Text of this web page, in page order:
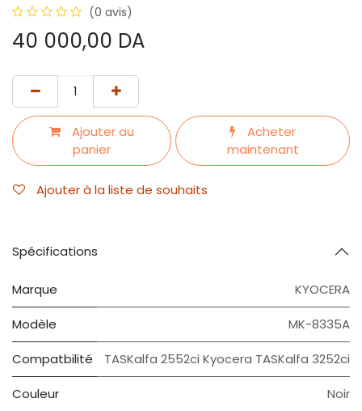
(0 avis)
40 000,00 DA
Ajouter au
panier
Acheter
maintenant
Ajouter à la liste de souhaits
Spécifications
Marque KYOCERA
Modèle MK-8335A
Compatbilité TASKalfa 2552ci Kyocera TASKalfa 3252ci
Couleur Noir